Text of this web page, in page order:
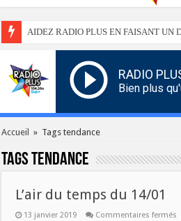
AIDEZ RADIO PLUS EN FAISANT UN
RADIO
Bien plus
Accueil » Tags tendance
Tagstendance
L’air du temps du 14/01
13 janvier 2019 Commentaires fermés